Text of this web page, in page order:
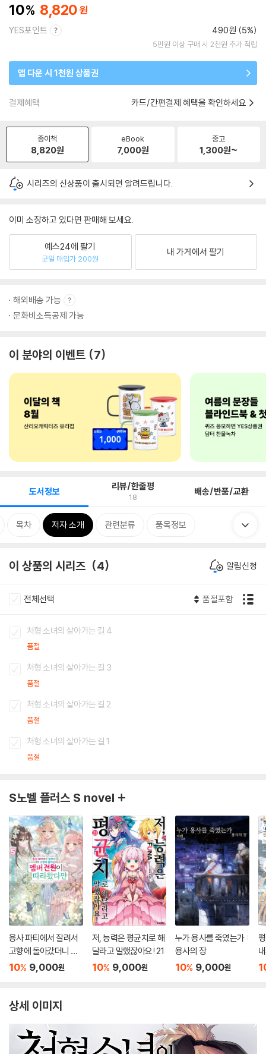
10 8,820
YES포인트 490원 (5%)
5만원 이상 구매 시 2천원 추가 적립
앱 다운 시 1천원 상품권
결제혜택 카드/간편결제 혜택을 확인하세요
종이책
8,820원
eBook
7,000원
중고
1,300원~
시리즈의 신상품이 출시되면 알려드립니다.
이미 소장하고 있다면 판매해 보세요.
예스24에 팔기
균일 매입가 200원
내 가게에서 팔기
해외배송 가능
문화비소득공제 가능
이 분야의 이벤트 7
도서정보 리뷰/한줄평
18 배송/반품/교환
목차 저자 소개 관련분류 품목정보
이 상품의 시리즈 4 알림신청
전체선택 품절포함
처형 소녀의 살아가는 길 4
품절
처형 소녀의 살아가는 길 3
품절
처형 소녀의 살아가는 길 2
품절
처형 소녀의 살아가는 길 1
품절
S노벨 플러스 S novel +
용사 파티에서 잘려서
고향에 돌아갔더니 멤
버 전원이 따라왔다만
10% 9,000원
저, 능력은 평균치로 해
달라고 말했잖아요! 21
10% 9,000원
누가 용사를 죽였는가 :
용사의 장
10% 9,000원
상세 이미지